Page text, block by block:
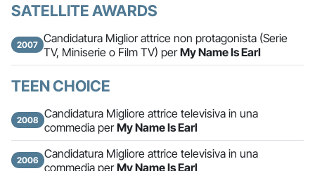
SATELLITE AWARDS
2007 Candidatura Miglior attrice non protagonista (Serie
TV, Miniserie o Film TV) perMy Name Is Earl
TEEN CHOICE
2008 Candidatura Migliore attrice televisiva in una
commedia perMy Name Is Earl
2006 Candidatura Migliore attrice televisiva in una
commedia perMy Name Is Earl